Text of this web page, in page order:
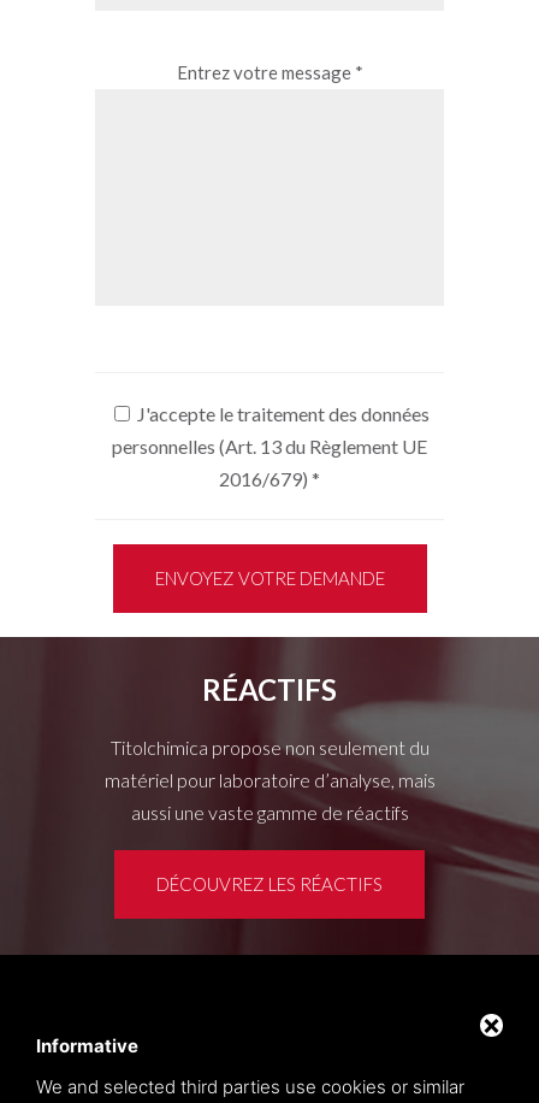
Entrez votre message *
J'accepte le traitement des données
personnelles (Art. 13 du Règlement UE
2016/679) *
ENVOYEZ VOTRE DEMANDE
RÉACTIFS
Titolchimica propose non seulement du
matériel pour laboratoire d’analyse, mais
aussi une vaste gamme de réactifs
DÉCOUVREZ LES RÉACTIFS
Informative
We and selected third parties use cookies or similar
Privacy policy